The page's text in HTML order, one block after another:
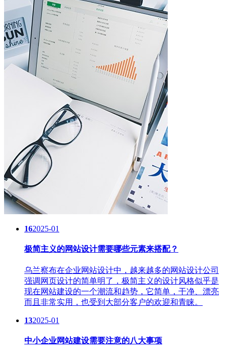
162025-01
极简主义的网站设计需要哪些元素来搭配？
乌兰察布在企业网站设计中，越来越多的网站设计公司
强调网页设计的简单明了，极简主义的设计风格似乎是
现在网站建设的一个潮流和趋势，它简单，干净、漂亮
而且非常实用，也受到大部分客户的欢迎和青睐。
132025-01
中小企业网站建设需要注意的八大事项